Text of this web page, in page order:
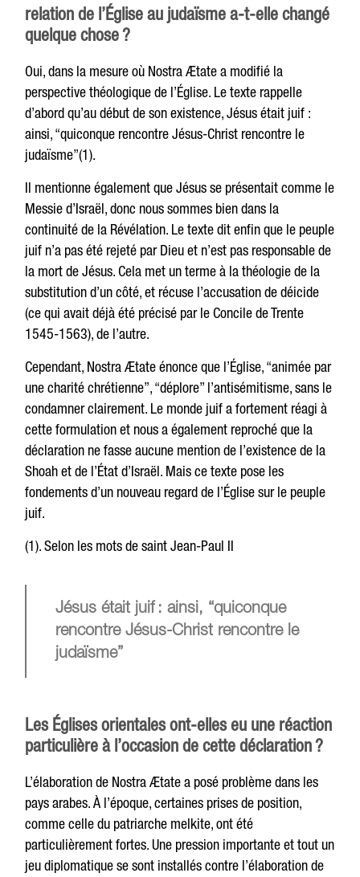
relation de l’Église au judaïsme a-t-elle changé
quelque chose ?
Oui, dans la mesure où Nostra Ætate a modifié la
perspective théologique de l’Église. Le texte rappelle
d’abord qu’au début de son existence, Jésus était juif :
ainsi, “quiconque rencontre Jésus-Christ rencontre le
judaïsme”(1).
Il mentionne également que Jésus se présentait comme le
Messie d’Israël, donc nous sommes bien dans la
continuité de la Révélation. Le texte dit enfin que le peuple
juif n’a pas été rejeté par Dieu et n’est pas responsable de
la mort de Jésus. Cela met un terme à la théologie de la
substitution d’un côté, et récuse l’accusation de déicide
(ce qui avait déjà été précisé par le Concile de Trente
1545-1563), de l’autre.
Cependant, Nostra Ætate énonce que l’Église, “animée par
une charité chrétienne”, “déplore” l’antisémitisme, sans le
condamner clairement. Le monde juif a fortement réagi à
cette formulation et nous a également reproché que la
déclaration ne fasse aucune mention de l’existence de la
Shoah et de l’État d’Israël. Mais ce texte pose les
fondements d’un nouveau regard de l’Église sur le peuple
juif.
(1). Selon les mots de saint Jean-Paul II
Jésus était juif : ainsi, “quiconque
rencontre Jésus-Christ rencontre le
judaïsme”
Les Églises orientales ont-elles eu une réaction
particulière à l’occasion de cette déclaration ?
L’élaboration de Nostra Ætate a posé problème dans les
pays arabes. À l’époque, certaines prises de position,
comme celle du patriarche melkite, ont été
particulièrement fortes. Une pression importante et tout un
jeu diplomatique se sont installés contre l’élaboration de